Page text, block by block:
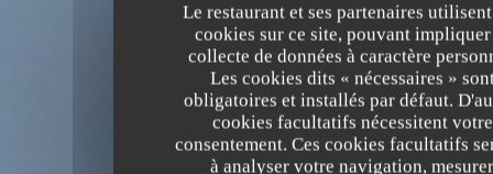
Le restaurant et ses partenaires
cookies sur ce site, pouvant
collecte de données à caractère
Les cookies dits « nécessaires »
obligatoires et installés par défaut.
cookies facultatifs nécessitent votre
consentement. Ces cookies facultatifs
à analyser votre navigation, mesurer